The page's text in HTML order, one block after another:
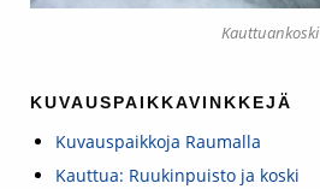
Kauttuankoski
KUVAUSPAIKKAVINKKEJÄ
Kuvauspaikkoja Raumalla
Kauttua: Ruukinpuisto ja koski